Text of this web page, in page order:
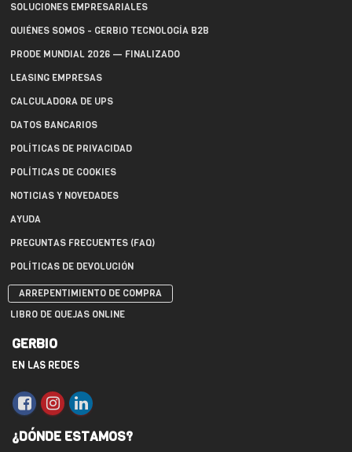
SOLUCIONES EMPRESARIALES
QUIÉNES SOMOS - GERBIO TECNOLOGÍA B2B
PRODE MUNDIAL 2026 — FINALIZADO
LEASING EMPRESAS
CALCULADORA DE UPS
DATOS BANCARIOS
POLÍTICAS DE PRIVACIDAD
POLÍTICAS DE COOKIES
NOTICIAS Y NOVEDADES
AYUDA
PREGUNTAS FRECUENTES (FAQ)
POLÍTICAS DE DEVOLUCIÓN
ARREPENTIMIENTO DE COMPRA
LIBRO DE QUEJAS ONLINE
GERBIO
EN LAS REDES
¿DÓNDE ESTAMOS?